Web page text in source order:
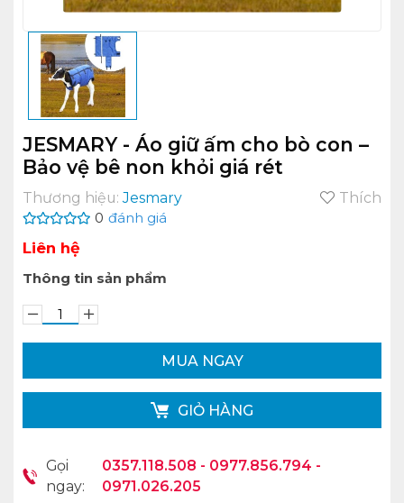
JESMARY - Áo giữ ấm cho bò con –
Bảo vệ bê non khỏi giá rét
Thương hiệu:Jesmary Thích
0 đánh giá
Liên hệ
Thông tin sản phẩm
MUA NGAY
GIỎ HÀNG
Gọi
ngay:
0357.118.508 - 0977.856.794 -
0971.026.205